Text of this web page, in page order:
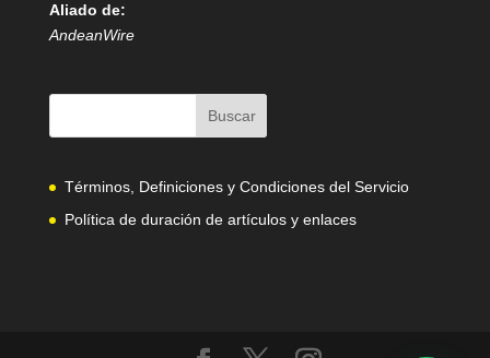
Aliado de:
AndeanWire
Términos, Definiciones y Condiciones del Servicio
Política de duración de artículos y enlaces